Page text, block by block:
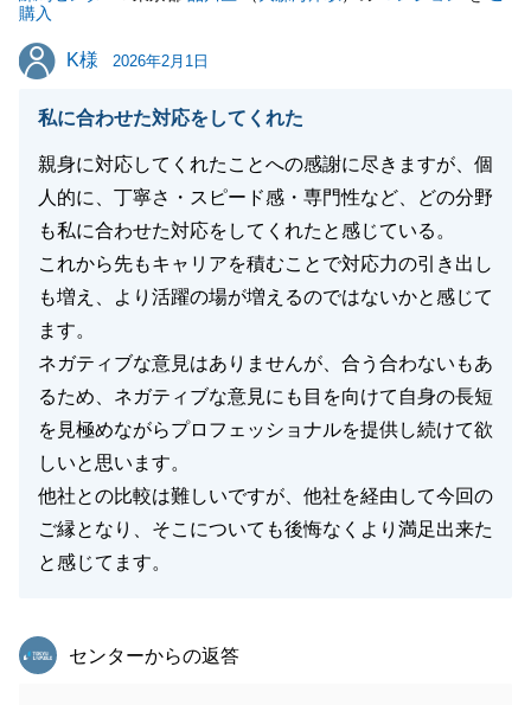
購入
K様
K様 2026年2月1日
私に合わせた対応をしてくれた
親身に対応してくれたことへの感謝に尽きますが、個
人的に、丁寧さ・スピード感・専門性など、どの分野
も私に合わせた対応をしてくれたと感じている。
これから先もキャリアを積むことで対応力の引き出し
も増え、より活躍の場が増えるのではないかと感じて
ます。
ネガティブな意見はありませんが、合う合わないもあ
るため、ネガティブな意見にも目を向けて自身の長短
を見極めながらプロフェッショナルを提供し続けて欲
しいと思います。
他社との比較は難しいですが、他社を経由して今回の
ご縁となり、そこについても後悔なくより満足出来た
と感じてます。
東急リバブル
センターからの返答